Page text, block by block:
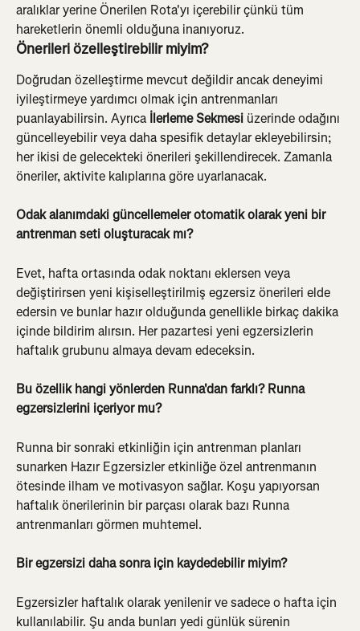
aralıklar yerine Önerilen Rota'yı içerebilir çünkü tüm
hareketlerin önemli olduğuna inanıyoruz.
Önerileri özelleştirebilir miyim?
Doğrudan özelleştirme mevcut değildir ancak deneyimi
iyileştirmeye yardımcı olmak için antrenmanları
puanlayabilirsin. Ayrıca İlerleme Sekmesi üzerinde odağını
güncelleyebilir veya daha spesifik detaylar ekleyebilirsin;
her ikisi de gelecekteki önerileri şekillendirecek. Zamanla
öneriler, aktivite kalıplarına göre uyarlanacak.
Odak alanımdaki güncellemeler otomatik olarak yeni bir
antrenman seti oluşturacak mı?
Evet, hafta ortasında odak noktanı eklersen veya
değiştirirsen yeni kişiselleştirilmiş egzersiz önerileri elde
edersin ve bunlar hazır olduğunda genellikle birkaç dakika
içinde bildirim alırsın. Her pazartesi yeni egzersizlerin
haftalık grubunu almaya devam edeceksin.
Bu özellik hangi yönlerden Runna'dan farklı? Runna
egzersizlerini içeriyor mu?
Runna bir sonraki etkinliğin için antrenman planları
sunarken Hazır Egzersizler etkinliğe özel antrenmanın
ötesinde ilham ve motivasyon sağlar. Koşu yapıyorsan
haftalık önerilerinin bir parçası olarak bazı Runna
antrenmanları görmen muhtemel.
Bir egzersizi daha sonra için kaydedebilir miyim?
Egzersizler haftalık olarak yenilenir ve sadece o hafta için
kullanılabilir. Şu anda bunları yedi günlük sürenin